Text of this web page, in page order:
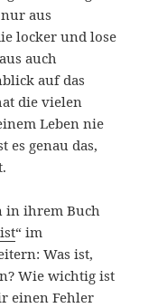
aus
locker und lose
auch
auf das
die vielen
Leben nie
es genau das,
in ihrem Buch
“ im
Was ist,
Wie wichtig ist
einen Fehler